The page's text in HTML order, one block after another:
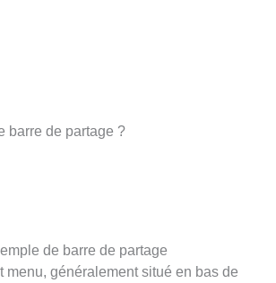
barre de partage ?
de barre de partage
menu, généralement situé en bas de